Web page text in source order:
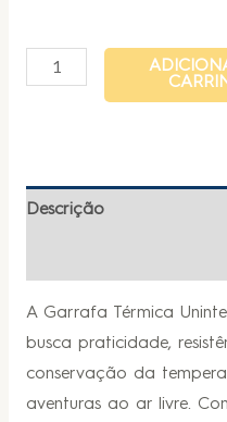
Descrição
A Garrafa Térmica
busca praticidade,
conservação da
aventuras ao ar livre.